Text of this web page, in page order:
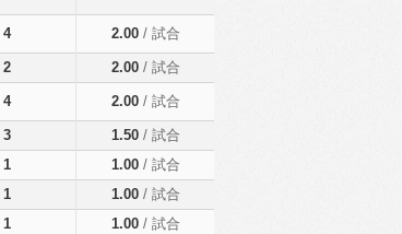
4 2.00/ 試合
2 2.00/ 試合
4 2.00/ 試合
3 1.50/ 試合
1 1.00/ 試合
1 1.00/ 試合
1 1.00/ 試合